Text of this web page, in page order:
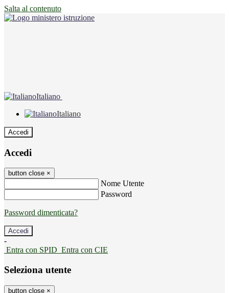
Salta al contenuto
Italiano
Italiano
Accedi
Accedi
button close ×
Nome Utente
Password
Password dimenticata?
-
Entra con SPID Entra con CIE
Seleziona utente
button close ×